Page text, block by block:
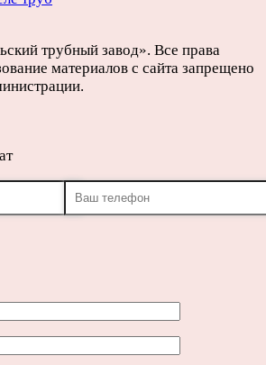
трубный завод». Все права
материалов с сайта запрещено